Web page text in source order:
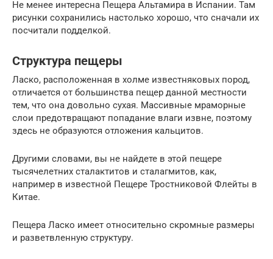
Не менее интересна Пещера Альтамира в Испании. Там
рисунки сохранились настолько хорошо, что сначали их
посчитали подделкой.
Структура пещеры
Ласко, расположенная в холме известняковых пород,
отличается от большинства пещер данной местности
тем, что она довольно сухая. Массивные мраморные
слои предотвращают попадание влаги извне, поэтому
здесь не образуются отложения кальцитов.
Другими словами, вы не найдете в этой пещере
тысячелетних сталактитов и сталагмитов, как,
например в известной Пещере Тростниковой Флейты в
Китае.
Пещера Ласко имеет относительно скромные размеры
и разветвленную структуру.